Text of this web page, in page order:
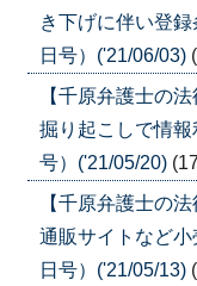
き下げに伴い登
日号）('21/06/03)
【千原弁護士の
掘り起こしで情
号）('21/05/20)
【千原弁護士の
通販サイトなど
日号）('21/05/13)